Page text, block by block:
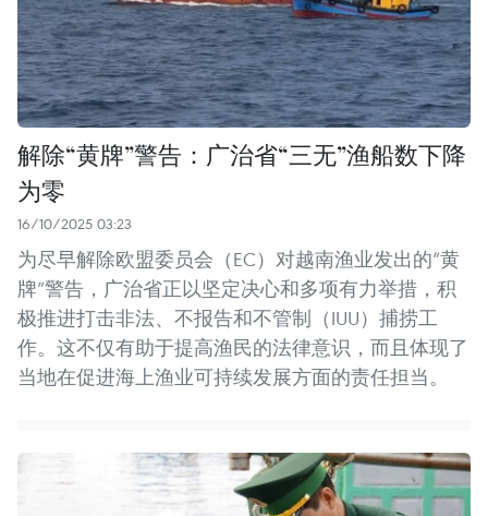
解除“黄牌”警告：广治省“三无”渔船数下降
为零
16/10/2025 03:23
为尽早解除欧盟委员会（EC）对越南渔业发出的“黄
牌”警告，广治省正以坚定决心和多项有力举措，积
极推进打击非法、不报告和不管制（IUU）捕捞工
作。这不仅有助于提高渔民的法律意识，而且体现了
当地在促进海上渔业可持续发展方面的责任担当。